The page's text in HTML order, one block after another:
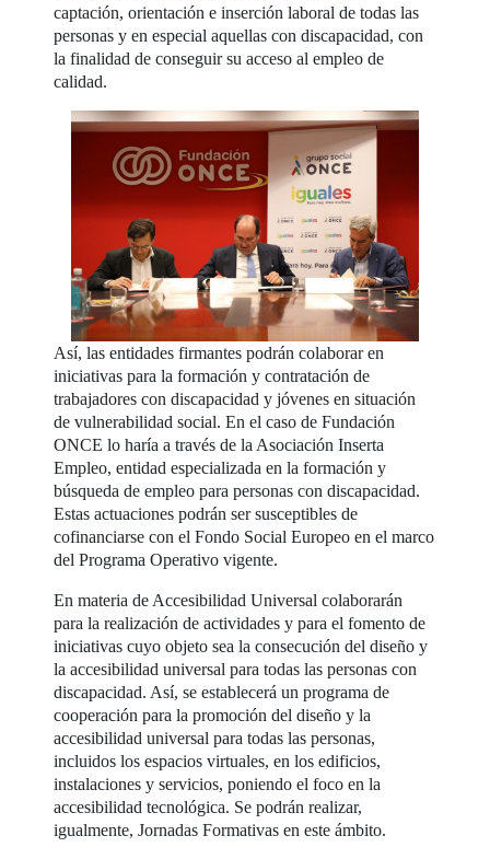
captación, orientación e inserción laboral de todas las
personas y en especial aquellas con discapacidad, con
la finalidad de conseguir su acceso al empleo de
calidad.
Así, las entidades firmantes podrán colaborar en
iniciativas para la formación y contratación de
trabajadores con discapacidad y jóvenes en situación
de vulnerabilidad social. En el caso de Fundación
ONCE lo haría a través de la Asociación Inserta
Empleo, entidad especializada en la formación y
búsqueda de empleo para personas con discapacidad.
Estas actuaciones podrán ser susceptibles de
cofinanciarse con el Fondo Social Europeo en el marco
del Programa Operativo vigente.
En materia de Accesibilidad Universal colaborarán
para la realización de actividades y para el fomento de
iniciativas cuyo objeto sea la consecución del diseño y
la accesibilidad universal para todas las personas con
discapacidad. Así, se establecerá un programa de
cooperación para la promoción del diseño y la
accesibilidad universal para todas las personas,
incluidos los espacios virtuales, en los edificios,
instalaciones y servicios, poniendo el foco en la
accesibilidad tecnológica. Se podrán realizar,
igualmente, Jornadas Formativas en este ámbito.